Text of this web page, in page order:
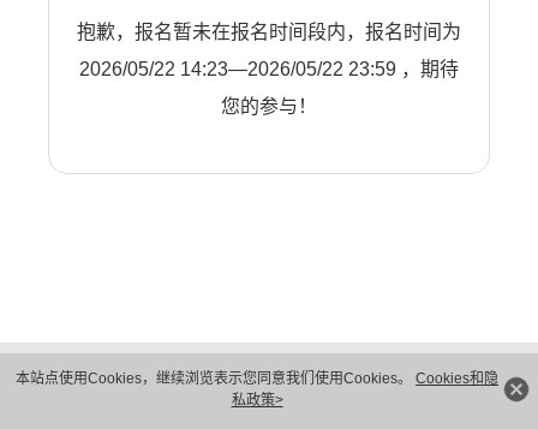
本站点使用Cookies，继续浏览表示您同意我们使用Cookies。 Cookies和隐
私政策>
抱歉，报名暂未在报名时间段内，报名时间为
2026/05/22 14:23—2026/05/22 23:59 ，期待
您的参与！
隐私保护
法律声明